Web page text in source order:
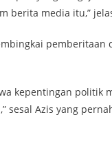
berita media itu,”
kepentingan
sesal Azis yang